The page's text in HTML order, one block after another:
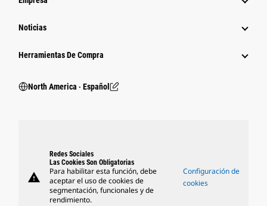
Noticias
Herramientas De Compra
North America ‧ Español
warning
Redes Sociales
Las Cookies Son Obligatorias
Para habilitar esta función, debe
aceptar el uso de cookies de
segmentación, funcionales y de
rendimiento.
Configuración de
cookies